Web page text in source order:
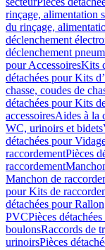
rinçage, alimentation
du rinçage,
déclenchement
déclenchement
pour AccessoiresKits
détachées pour Kits
chasse, coudes de
détachées pour Kits
accessoiresAides à la
WC, urinoirs et bidets
détachées pour
raccordementPièces
raccordement
Manchon de
pour Kits de
détachées pour
PVCPièces
boulonsRaccords de
urinoirsPièces